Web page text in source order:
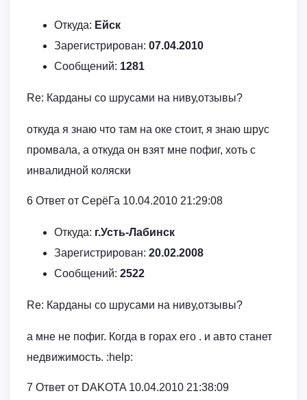
Откуда: Ейск
Зарегистрирован: 07.04.2010
Сообщений: 1281
Re: Карданы со шрусами на ниву,отзывы?
откуда я знаю что там на оке стоит, я знаю шрус
промвала, а откуда он взят мне пофиг, хоть с
инвалидной коляски
6 Ответ от СерёГа 10.04.2010 21:29:08
Откуда: г.Усть-Лабинск
Зарегистрирован: 20.02.2008
Сообщений: 2522
Re: Карданы со шрусами на ниву,отзывы?
а мне не пофиг. Когда в горах его . и авто станет
недвижимость. :help:
7 Ответ от DAKOTA 10.04.2010 21:38:09